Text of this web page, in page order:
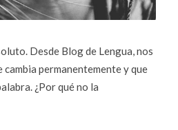
Desde Blog de Lengua, nos
permanentemente y que
¿Por qué no la